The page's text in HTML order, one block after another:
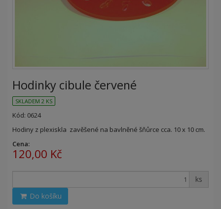
Hodinky cibule červené
SKLADEM 2 KS
Kód: 0624
Hodiny z plexiskla zavěšené na bavlněné šňůrce cca. 10 x 10 cm.
Cena:
120,00 Kč
ks
Do košíku